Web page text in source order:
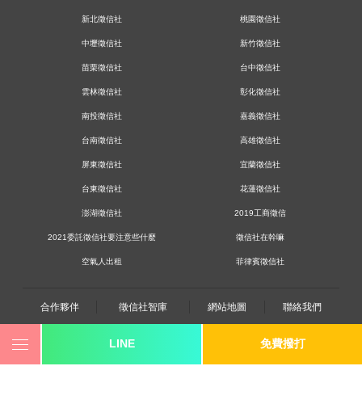
LINE 免費撥打
新北徵信社 桃園徵信社
中壢徵信社 新竹徵信社
苗栗徵信社 台中徵信社
雲林徵信社 彰化徵信社
南投徵信社 嘉義徵信社
台南徵信社 高雄徵信社
屏東徵信社 宜蘭徵信社
台東徵信社 花蓮徵信社
澎湖徵信社 2019工商徵信
2021委託徵信社要注意些什麼 徵信社在幹嘛
空氣人出租 菲律賓徵信社
合作夥伴 徵信社智庫 網站地圖 聯絡我們
0800-250-555 revote990109@gmail.com
youtube twitter facebook line